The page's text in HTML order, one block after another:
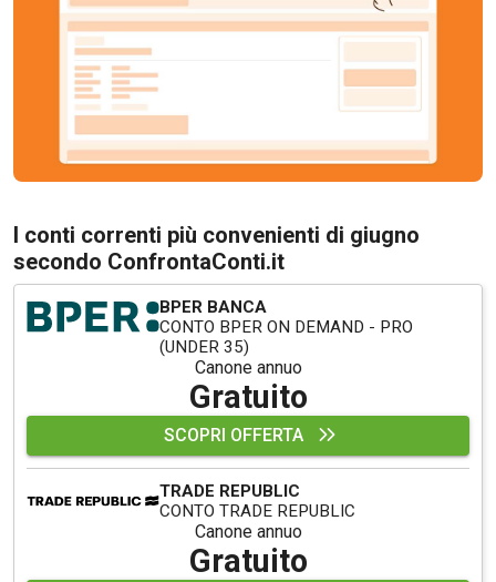
I conti correnti più convenienti di giugno
secondo ConfrontaConti.it
BPER BANCA
CONTO BPER ON DEMAND - PRO
(UNDER 35)
Canone annuo
Gratuito
SCOPRI OFFERTA
TRADE REPUBLIC
CONTO TRADE REPUBLIC
Canone annuo
Gratuito